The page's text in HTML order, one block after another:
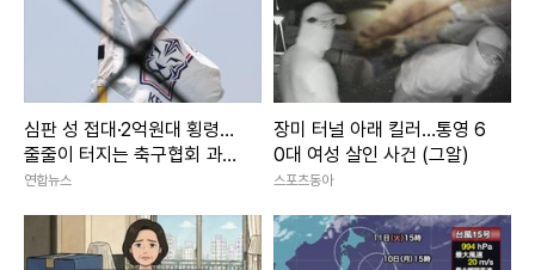
심판 성 접대·2억원대 횡령…
줄줄이 터지는 축구협회 과거
비위
연합뉴스
장미 터널 아래 킬러…통영 6
0대 여성 살인 사건 (그알)
스포츠동아